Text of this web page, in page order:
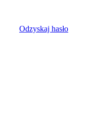
Odzyskaj hasło